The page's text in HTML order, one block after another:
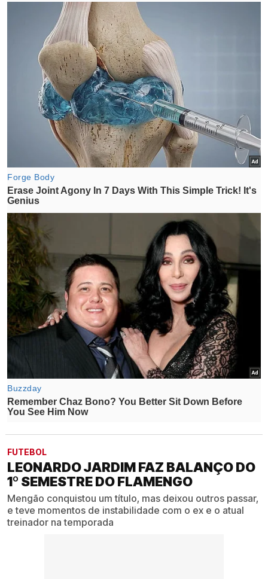
FUTEBOL
LEONARDO JARDIM FAZ BALANÇO DO
1º SEMESTRE DO FLAMENGO
Mengão conquistou um título, mas deixou outros passar,
e teve momentos de instabilidade com o ex e o atual
treinador na temporada